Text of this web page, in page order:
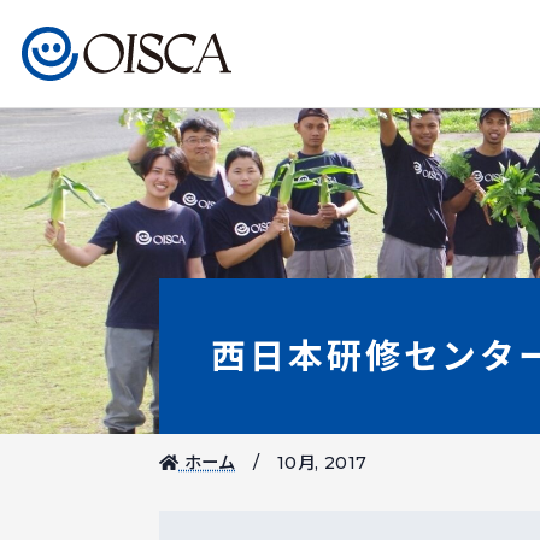
西日本研修センタ
ホーム 10月, 2017